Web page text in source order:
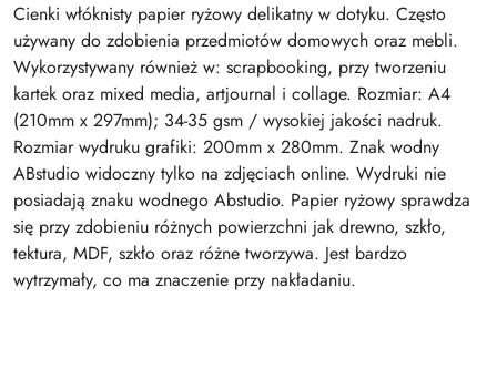
Cienki włóknisty papier ryżowy delikatny w dotyku. Często
używany do zdobienia przedmiotów domowych oraz mebli.
Wykorzystywany również w: scrapbooking, przy tworzeniu
kartek oraz mixed media, artjournal i collage. Rozmiar: A4
(210mm x 297mm); 34-35 gsm / wysokiej jakości nadruk.
Rozmiar wydruku grafiki: 200mm x 280mm. Znak wodny
ABstudio widoczny tylko na zdjęciach online. Wydruki nie
posiadają znaku wodnego Abstudio. Papier ryżowy sprawdza
się przy zdobieniu różnych powierzchni jak drewno, szkło,
tektura, MDF, szkło oraz różne tworzywa. Jest bardzo
wytrzymały, co ma znaczenie przy nakładaniu.